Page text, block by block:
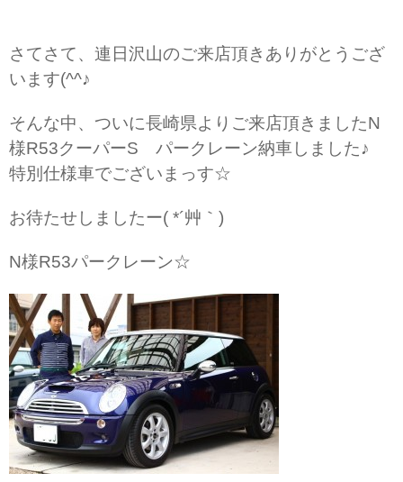
さてさて、連日沢山のご来店頂きありがとうござ
います(^^♪
そんな中、ついに長崎県よりご来店頂きましたN
様R53クーパーS パークレーン納車しました♪
特別仕様車でございまっす☆
お待たせしましたー( *´艸｀)
N様R53パークレーン☆